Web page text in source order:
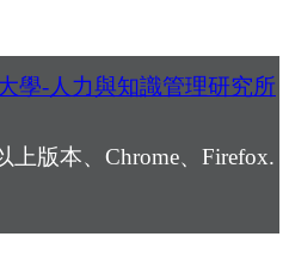
學-人力與知識管理研究所
上版本、Chrome、Firefox.